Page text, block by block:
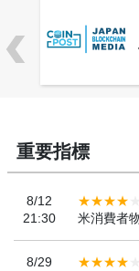
重要指標
8/12
21:30
米消費者
8/29